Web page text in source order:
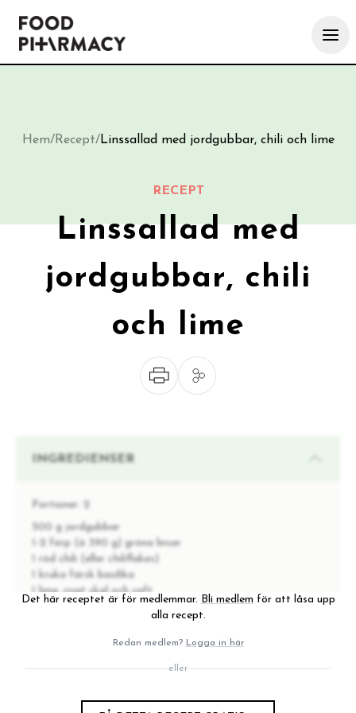
Hem/Recept/Linssallad med jordgubbar, chili och lime
RECEPT
Linssallad med
jordgubbar, chili
och lime
INGREDIENSER
Portioner:
500 g jordgubbar
1-2 förp (à 390 g) gröna linser
1 röd chili (eller chiliflakes)
1 kruka färsk basilika
1 lime, rivet skal och saft
1 msk olivolja
salt & nymalen svartpeppar
Det här receptet är för medlemmar. Bli medlem för att låsa upp
alla recept.
Redan medlem? Logga in här
eller